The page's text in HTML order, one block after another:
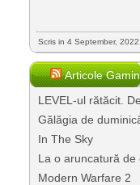
Scris in 4 September, 2022.
Articole
LEVEL-ul rătăcit.
Gălăgia de
In The Sky
La o aruncatură de
Modern Warfare 2